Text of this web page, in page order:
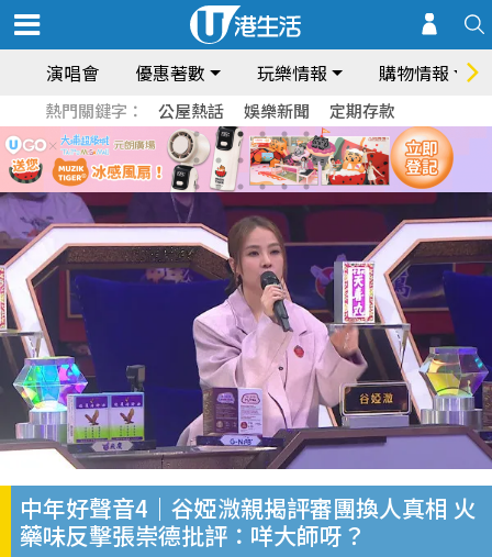
演唱會 優惠著數 玩樂情報 購物情報
熱門關鍵字： 公屋熱話 娛樂新聞 定期存款
中年好聲音4｜谷婭溦親揭評審團換人真相 火
藥味反擊張崇德批評：咩大師呀？